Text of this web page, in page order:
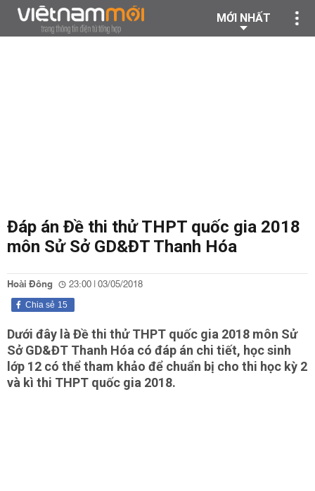
MỚI NHẤT
Đáp án Đề thi thử THPT quốc gia 2018
môn Sử Sở GD&ĐT Thanh Hóa
Hoài Đông 23:00 | 03/05/2018
15
Chia sẻ
Dưới đây là Đề thi thử THPT quốc gia 2018 môn Sử
Sở GD&ĐT Thanh Hóa có đáp án chi tiết, học sinh
lớp 12 có thể tham khảo để chuẩn bị cho thi học kỳ 2
và kì thi THPT quốc gia 2018.